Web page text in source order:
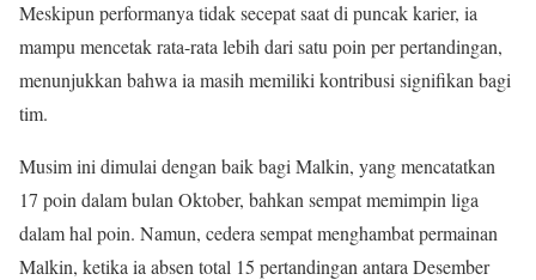
Meskipun performanya tidak secepat saat di puncak karier, ia
mampu mencetak rata-rata lebih dari satu poin per pertandingan,
menunjukkan bahwa ia masih memiliki kontribusi signifikan bagi
tim.
Musim ini dimulai dengan baik bagi Malkin, yang mencatatkan
17 poin dalam bulan Oktober, bahkan sempat memimpin liga
dalam hal poin. Namun, cedera sempat menghambat permainan
Malkin, ketika ia absen total 15 pertandingan antara Desember